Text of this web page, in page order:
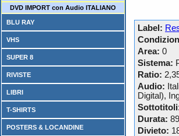
DVD IMPORT con Audio ITALIANO
BLU RAY
VHS
SUPER 8
RIVISTE
LIBRI
T-SHIRTS
POSTERS & LOCANDINE
Label:
Area: 0
Sistema:
Ratio:
Audio:
Digital),
Durata: 89
Divieto: